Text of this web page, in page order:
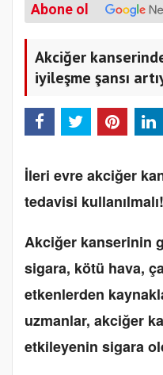
Abone ol
Akciğer
iyileşme şansı
İleri evre akciğer
tedavisi kullanılmalı!
Akciğer kanserinin
sigara, kötü hava,
etkenlerden
uzmanlar, akciğer
etkileyenin sigara